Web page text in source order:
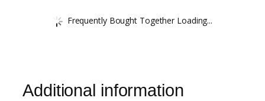
Frequently Bought Together Loading...
Additional information